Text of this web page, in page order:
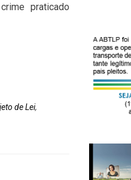
praticado
de Lei,